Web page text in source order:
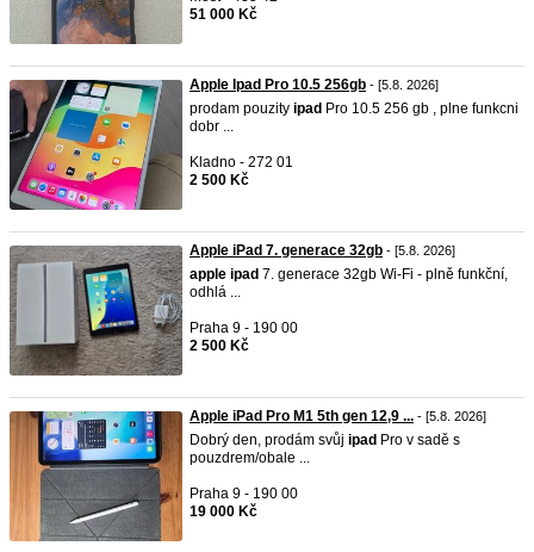
51 000 Kč
Apple Ipad Pro 10.5 256gb - [5.8. 2026]
prodam pouzity ipad Pro 10.5 256 gb , plne funkcni
dobr ...
Kladno - 272 01
2 500 Kč
Apple iPad 7. generace 32gb - [5.8. 2026]
apple ipad 7. generace 32gb Wi-Fi - plně funkční,
odhlá ...
Praha 9 - 190 00
2 500 Kč
Apple iPad Pro M1 5th gen 12,9 ... - [5.8. 2026]
Dobrý den, prodám svůj ipad Pro v sadě s
pouzdrem/obale ...
Praha 9 - 190 00
19 000 Kč